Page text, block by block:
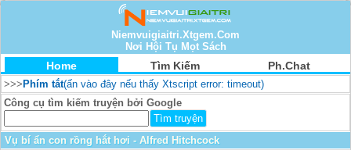
Niemvuigiaitri.Xtgem.Com
Nơi Hội Tụ Mọt Sách
Home Tìm Kiếm Ph.Chat
>>>Phím tắt(ấn vào đây nếu thấy Xtscript error: timeout)
Công cụ tìm kiếm truyện bởi Google
Vụ bí ẩn con rồng hắt hơi - Alfred Hitchcock